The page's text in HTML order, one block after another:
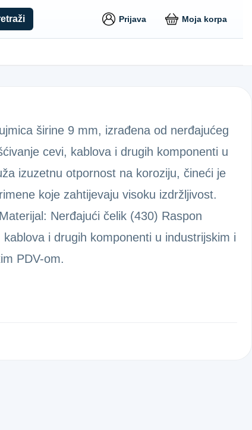
Prijava Moja korpa
širine 9 mm, izrađena od nerđajućeg
cevi, kablova i drugih komponenti u
izuzetnu otpornost na koroziju, čineći je
koje zahtijevaju visoku izdržljivost.
Nerđajući čelik (430) Raspon
i drugih komponenti u industrijskim i
PDV-om.